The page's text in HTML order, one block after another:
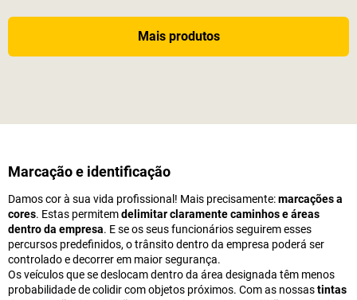
Mais produtos
Marcação e identificação
Damos cor à sua vida profissional! Mais precisamente:marcações a
cores. Estas permitemdelimitar claramente caminhos e áreas
dentro da empresa. E se os seus funcionários seguirem esses
percursos predefinidos, o trânsito dentro da empresa poderá ser
controlado e decorrer em maior segurança.
Os veículos que se deslocam dentro da área designada têm menos
probabilidade de colidir com objetos próximos. Com as nossastintas